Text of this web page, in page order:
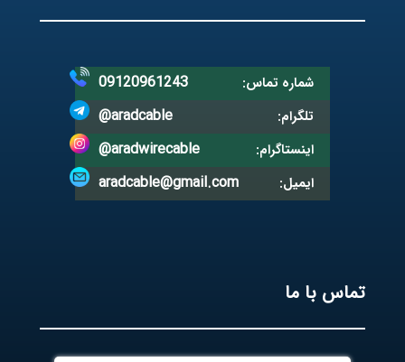
شماره تماس: 09120961243
تلگرام: @aradcable
اینستاگرام: @aradwirecable
ایمیل: aradcable@gmail.com
تماس با ما